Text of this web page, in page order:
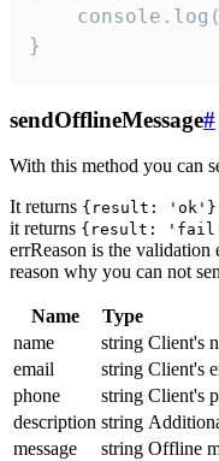
}
sendOfflineMessage#
With this method you can
It returns {result: 'ok'}
it returns {result: 'fail',
errReason is the validation
reason why you can not
Name Type
name
string Client's
email
string Client's
phone
string Client's
description string
message
string Offline